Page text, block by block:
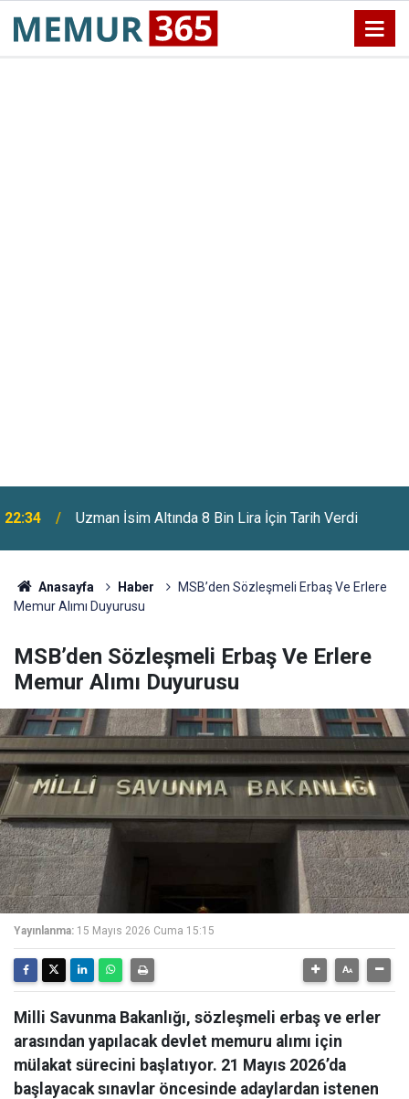
22:07
Benzine Bir Zam Daha Geliyor: Pazartesi Gecesi
Fiyatlar Değişecek
Anasayfa Haber
MSB’den Sözleşmeli Erbaş Ve Erlere
Memur Alımı Duyurusu
MSB’den Sözleşmeli Erbaş Ve Erlere
Memur Alımı Duyurusu
Yayınlanma: 15 Mayıs 2026 Cuma 15:15
Milli Savunma Bakanlığı, sözleşmeli erbaş ve erler
arasından yapılacak devlet memuru alımı için
mülakat sürecini başlatıyor. 21 Mayıs 2026’da
başlayacak sınavlar öncesinde adaylardan istenen